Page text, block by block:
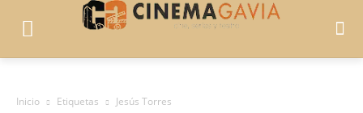
Inicio Etiquetas Jesús Torres